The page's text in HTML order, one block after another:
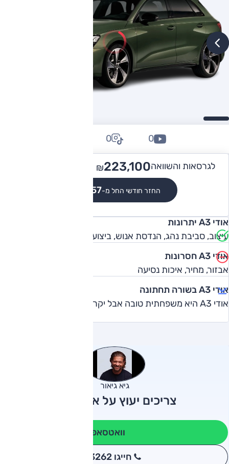
לגרסאות והשוואה ₪223,100 -
החזר חודשי החל מ-₪2,057
0
0
אודי A3 יתרונות
עיצוב, סביבת נהג, הנדסת אנוש, ביצועים, צריכת דלק
אודי A3 חסרונות
אבזור, מחיר, איכות נסיעה
אודי A3 בשורה תחתונה
אודי A3 היא משפחתית טובה אבל יקרה
גיא גיאור
צריכים יעוץ על אודי A3?
וואטסאפ
חייגו 3262